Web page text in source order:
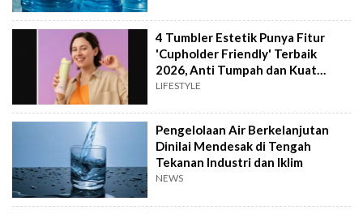
4 Tumbler Estetik Punya Fitur
'Cupholder Friendly' Terbaik
2026, Anti Tumpah dan Kuat
Dingin!
LIFESTYLE
Pengelolaan Air Berkelanjutan
Dinilai Mendesak di Tengah
Tekanan Industri dan Iklim
NEWS